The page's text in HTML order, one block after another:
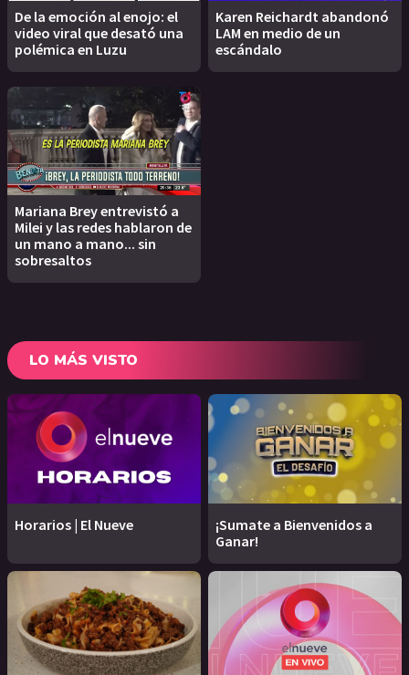
De la emoción al enojo: el
video viral que desató una
polémica en Luzu
Karen Reichardt abandonó
LAM en medio de un
escándalo
Mariana Brey entrevistó a
Milei y las redes hablaron de
un mano a mano... sin
sobresaltos
LO MÁS VISTO
Horarios | El Nueve
¡Sumate a Bienvenidos a
Ganar!